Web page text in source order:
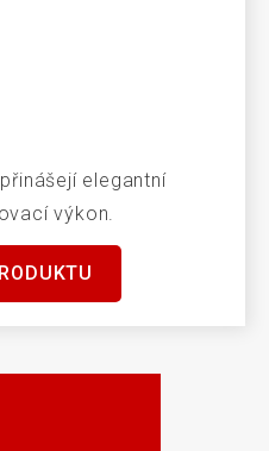
elegantní
výkon.